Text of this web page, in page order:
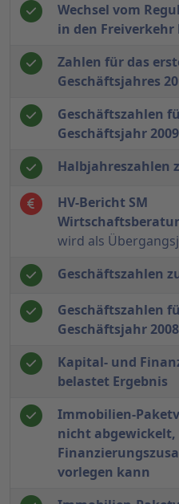
Wechsel vom
in den
Zahlen für das
Geschäftsjahres
Geschäftszahlen
Geschäftsjahr 2009
Halbjahreszahlen
HV-Bericht SM
wird als
Geschäftszahlen
Geschäftszahlen
Geschäftsjahr 2008
Kapital- und
belastet Ergebnis
Immobilien-
nicht abgewickelt,
vorlegen kann